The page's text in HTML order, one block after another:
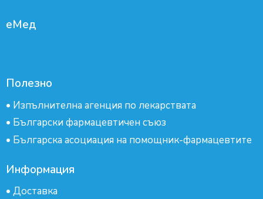
еМед
Полезно
• Изпълнителна агенция по лекарствата
• Български фармацевтичен съюз
• Българска асоциация на помощник-фармацевтите
Информация
• Доставка